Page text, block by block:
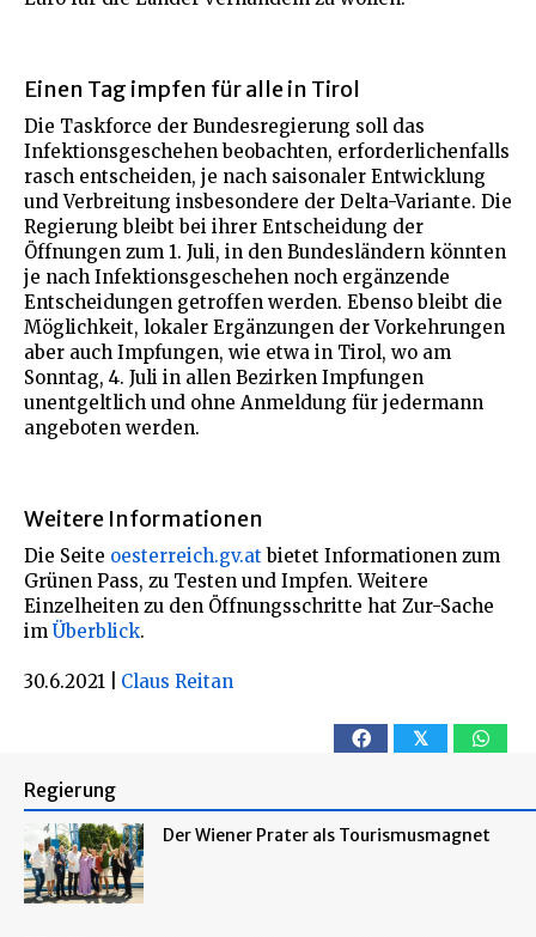
Einen Tag impfen für alle in Tirol
Die Taskforce der Bundesregierung soll das
Infektionsgeschehen beobachten, erforderlichenfalls
rasch entscheiden, je nach saisonaler Entwicklung
und Verbreitung insbesondere der Delta-Variante. Die
Regierung bleibt bei ihrer Entscheidung der
Öffnungen zum 1. Juli, in den Bundesländern könnten
je nach Infektionsgeschehen noch ergänzende
Entscheidungen getroffen werden. Ebenso bleibt die
Möglichkeit, lokaler Ergänzungen der Vorkehrungen
aber auch Impfungen, wie etwa in Tirol, wo am
Sonntag, 4. Juli in allen Bezirken Impfungen
unentgeltlich und ohne Anmeldung für jedermann
angeboten werden.
Weitere Informationen
Die Seite oesterreich.gv.at bietet Informationen zum
Grünen Pass, zu Testen und Impfen. Weitere
Einzelheiten zu den Öffnungsschritte hat Zur-Sache
im Überblick.
30.6.2021 Claus Reitan
𝕏
Regierung
Der Wiener Prater als Tourismusmagnet